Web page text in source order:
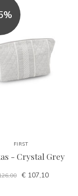
FIRST
- Crystal Grey
€ 107,10